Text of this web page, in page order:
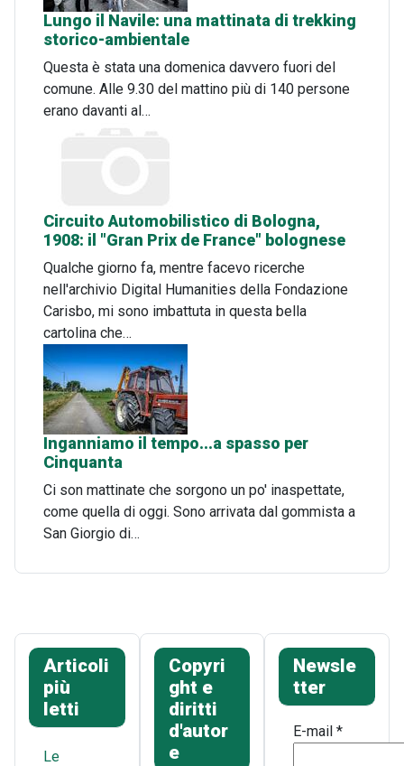
Lungo il Navile: una mattinata di trekking
storico-ambientale
Questa è stata una domenica davvero fuori del
comune. Alle 9.30 del mattino più di 140 persone
erano davanti al…
Circuito Automobilistico di Bologna,
1908: il "Gran Prix de France" bolognese
Qualche giorno fa, mentre facevo ricerche
nell'archivio Digital Humanities della Fondazione
Carisbo, mi sono imbattuta in questa bella
cartolina che…
Inganniamo il tempo...a spasso per
Cinquanta
Ci son mattinate che sorgono un po' inaspettate,
come quella di oggi. Sono arrivata dal gommista a
San Giorgio di…
Articoli
più
letti
Le
Copyri
ght e
diritti
d'autor
e
Newsle
tter
E-mail*